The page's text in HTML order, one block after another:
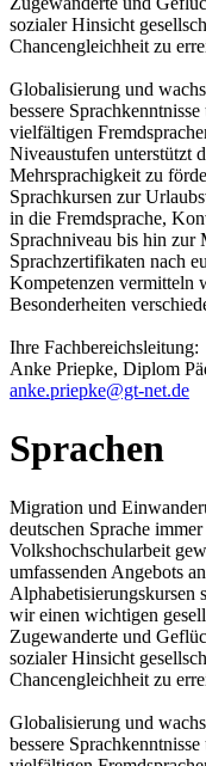
sozialer Hinsicht
Chancengleichheit zu
Globalisierung und
bessere
vielfältigen
Niveaustufen unterstützt
Mehrsprachigkeit zu
Sprachkursen zur
in die Fremdsprache,
Sprachniveau bis hin zur
Sprachzertifikaten nach
Kompetenzen vermitteln
Besonderheiten
Ihre Fachbereichsleitung:
Anke Priepke, Diplom
anke.priepke@gt-net.de
Sprachen
Migration und
deutschen Sprache
Volkshochschularbeit
umfassenden Angebots
Alphabetisierungskursen
wir einen wichtigen
Zugewanderte und
sozialer Hinsicht
Chancengleichheit zu
Globalisierung und
bessere